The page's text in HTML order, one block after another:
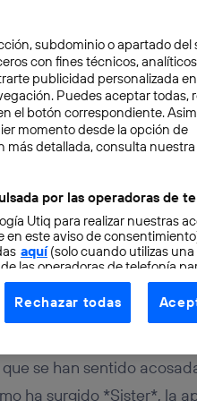
se han sentido
ha surgido *Sister*, la
subdominio o apartado del
con fines técnicos,
publicidad personalizada
Puedes aceptar todas,
el botón correspondiente.
momento desde la opción de
más detallada, consulta nuestra
por las operadoras de
Utiq para realizar nuestras
en este aviso de
aquí(solo cuando utilizas una
las operadoras de telefonía
como prioridad
la cuenta de cliente de
de teléfono móvil).
Rechazar todas